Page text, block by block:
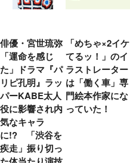
俳優・宮世琉弥
「運命を感じ
た」ドラマ『パ
リピ孔明』ラッ
パーKABE太人
役に影響され内
気なキャラ
に!? 「渋谷を
疾走」振り切っ
「めちゃ×2イケ
てるッ！」のイ
ラストレーター
は「働く車」専
門絵本作家にな
っていた！